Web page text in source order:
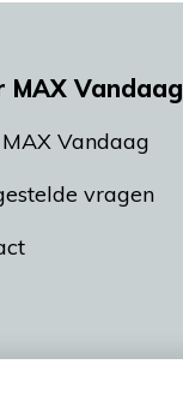
MAX Vandaag
Vandaag
vragen